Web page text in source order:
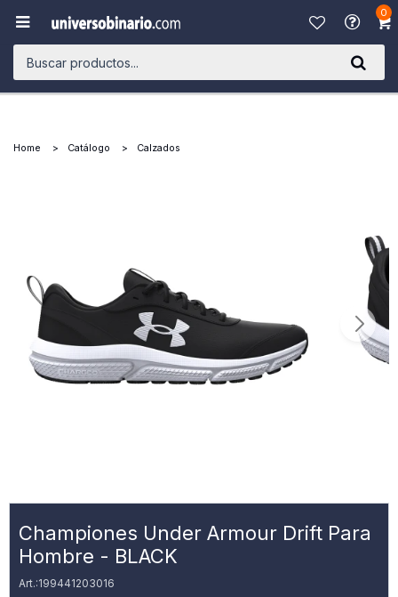
0

Home Catálogo Calzados
Championes Under Armour Drift Para
Hombre - BLACK
199441203016